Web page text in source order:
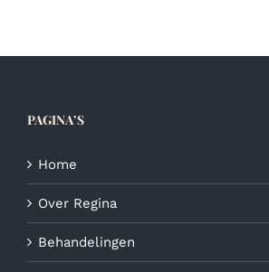
PAGINA’S
Home
Over Regina
Behandelingen